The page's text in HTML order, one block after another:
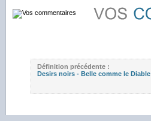
Définition précédente :
Desirs noirs - Belle comme le Diable